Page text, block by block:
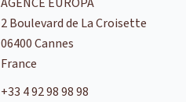
2 Boulevard de La Croisette
06400Cannes
France
+33 4 92 98 98 98